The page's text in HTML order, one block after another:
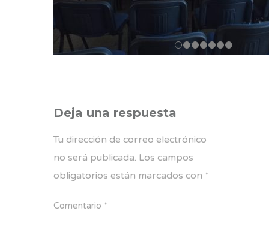
Deja una respuesta
Tu dirección de correo electrónico
no será publicada. Los campos
obligatorios están marcados con *
Comentario *